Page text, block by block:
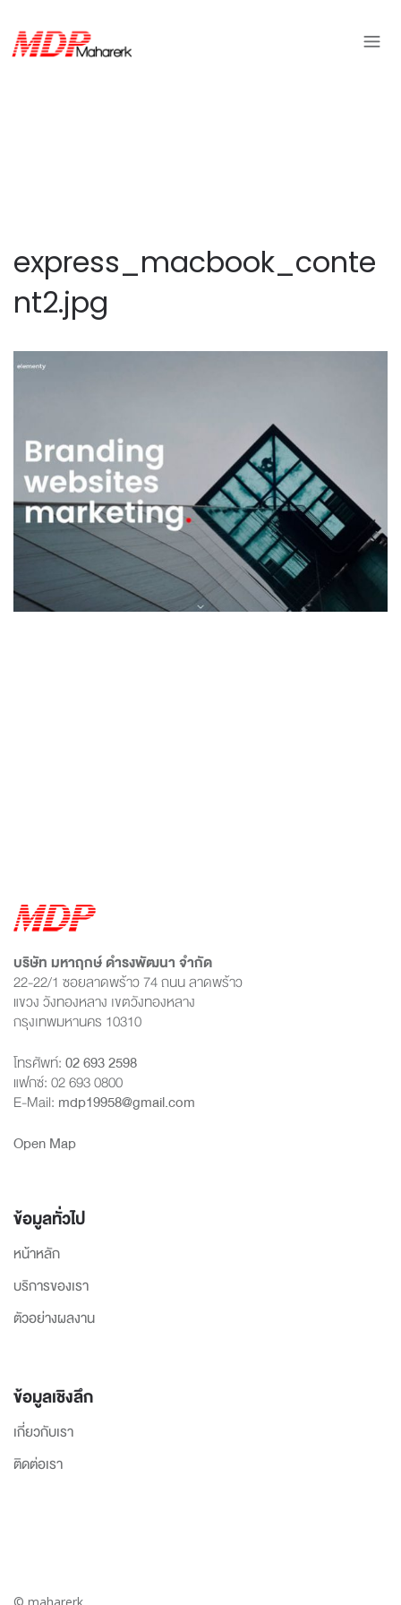
express_macbook_conte
nt2.jpg
บริษัท มหาฤกษ์ ดำรงพัฒนา จำกัด
22-22/1 ซอยลาดพร้าว 74 ถนน ลาดพร้าว
แขวง วังทองหลาง เขตวังทองหลาง
กรุงเทพมหานคร 10310
โทรศัพท์:02 693 2598
แฟกซ์: 02 693 0800
E-Mail: mdp19958@gmail.com
Open Map
ข้อมูลทั่วไป
หน้าหลัก
บริการของเรา
ตัวอย่างผลงาน
ข้อมูลเชิงลึก
เกี่ยวกับเรา
ติดต่อเรา